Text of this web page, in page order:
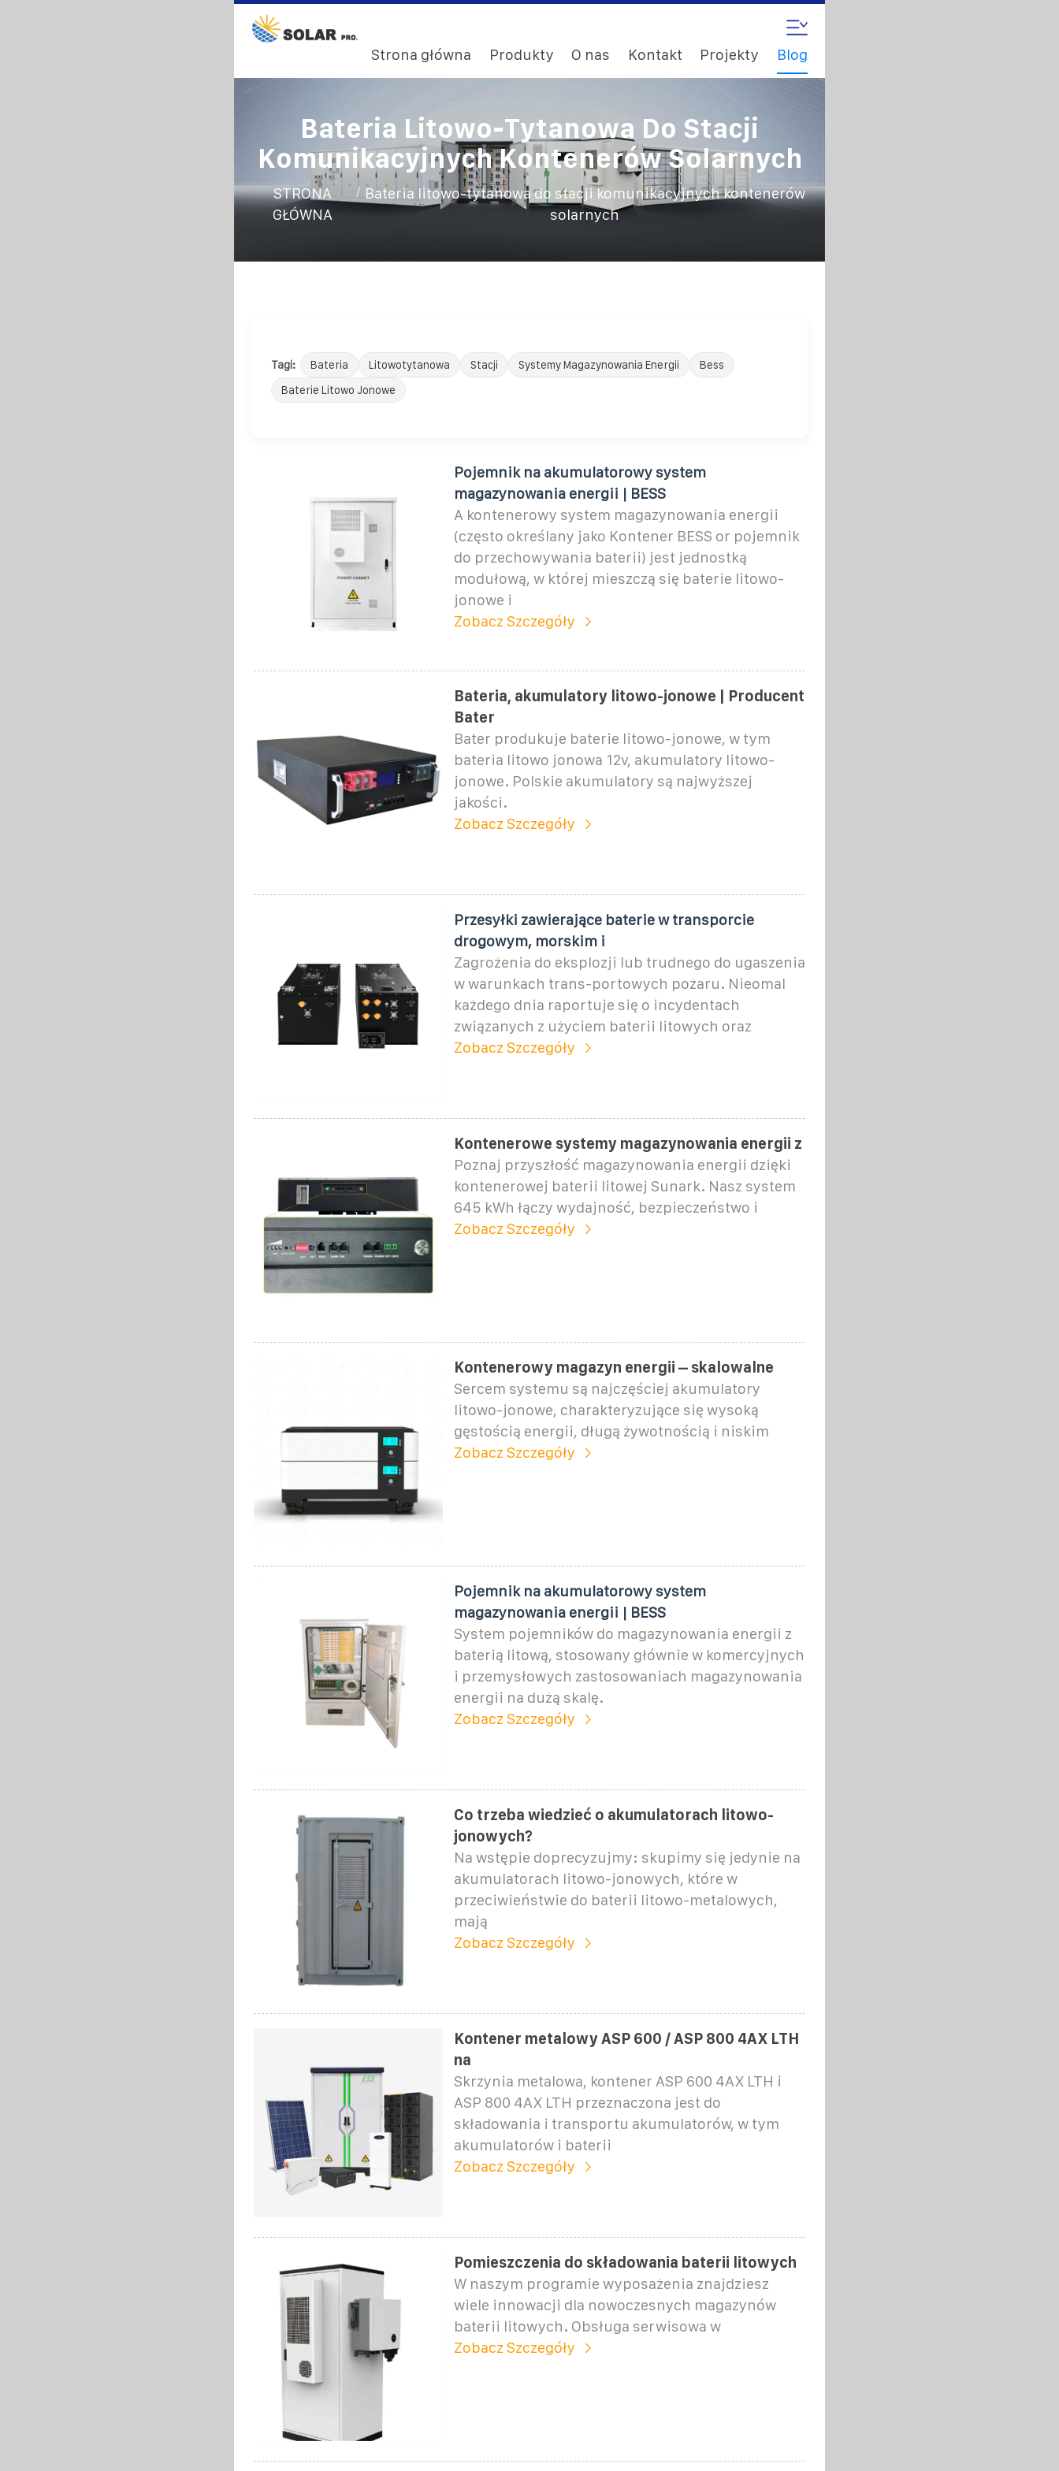
Strona główna Produkty O nas Kontakt Projekty Blog
Bateria Litowo-Tytanowa Do Stacji
Komunikacyjnych Kontenerów Solarnych
STRONA
GŁÓWNA
/ Bateria litowo-tytanowa do stacji komunikacyjnych kontenerów
solarnych
Tagi: Bateria Litowotytanowa Stacji Systemy Magazynowania Energii
Bess
Baterie Litowo Jonowe
Pojemnik na akumulatorowy system
magazynowania energii | BESS
A kontenerowy system magazynowania energii
(często określany jako Kontener BESS or pojemnik
do przechowywania baterii) jest jednostką
modułową, w której mieszczą się baterie litowo-
jonowe i
Zobacz Szczegóły
Bateria, akumulatory litowo-jonowe | Producent
Bater
Bater produkuje baterie litowo-jonowe, w tym
bateria litowo jonowa 12v, akumulatory litowo-
jonowe. Polskie akumulatory są najwyższej
jakości.
Zobacz Szczegóły
Przesyłki zawierające baterie w transporcie
drogowym, morskim i
Zagrożenia do eksplozji lub trudnego do ugaszenia
w warunkach trans-portowych pożaru. Nieomal
każdego dnia raportuje się o incydentach
związanych z użyciem baterii litowych oraz
Zobacz Szczegóły
Kontenerowe systemy magazynowania energii z
Poznaj przyszłość magazynowania energii dzięki
kontenerowej baterii litowej Sunark. Nasz system
645 kWh łączy wydajność, bezpieczeństwo i
Zobacz Szczegóły
Kontenerowy magazyn energii – skalowalne
Sercem systemu są najczęściej akumulatory
litowo-jonowe, charakteryzujące się wysoką
gęstością energii, długą żywotnością i niskim
Zobacz Szczegóły
Pojemnik na akumulatorowy system
magazynowania energii | BESS
System pojemników do magazynowania energii z
baterią litową, stosowany głównie w komercyjnych
i przemysłowych zastosowaniach magazynowania
energii na dużą skalę.
Zobacz Szczegóły
Co trzeba wiedzieć o akumulatorach litowo-
jonowych?
Na wstępie doprecyzujmy: skupimy się jedynie na
akumulatorach litowo-jonowych, które w
przeciwieństwie do baterii litowo-metalowych,
mają
Zobacz Szczegóły
Kontener metalowy ASP 600 / ASP 800 4AX LTH
na
Skrzynia metalowa, kontener ASP 600 4AX LTH i
ASP 800 4AX LTH przeznaczona jest do
składowania i transportu akumulatorów, w tym
akumulatorów i baterii
Zobacz Szczegóły
Pomieszczenia do składowania baterii litowych
W naszym programie wyposażenia znajdziesz
wiele innowacji dla nowoczesnych magazynów
baterii litowych. Obsługa serwisowa w
Zobacz Szczegóły